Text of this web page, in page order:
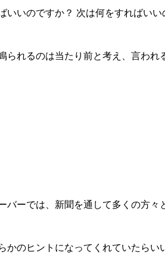
いのですか？ 次は何をすればいい
れるのは当たり前と考え、言われ
ーでは、新聞を通して多くの方々
のヒントになってくれていたらい